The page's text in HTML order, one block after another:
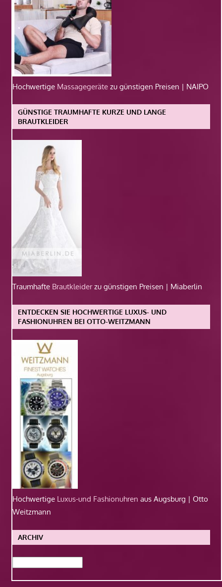
Hochwertige Massagegeräte zu günstigen Preisen | NAIPO
GÜNSTIGE TRAUMHAFTE KURZE UND LANGE
BRAUTKLEIDER
Traumhafte Brautkleiderzu günstigen Preisen | Miaberlin
ENTDECKEN SIE HOCHWERTIGE LUXUS- UND
FASHIONUHREN BEI OTTO-WEITZMANN
Hochwertige Luxus-und Fashionuhren aus Augsburg | Otto
Weitzmann
ARCHIV